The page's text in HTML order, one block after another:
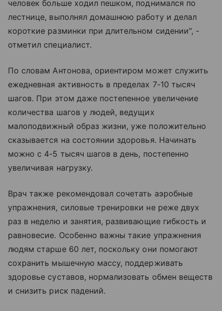
человек больше ходил пешком, поднимался по
лестнице, выполнял домашнюю работу и делал
короткие разминки при длительном сидении", -
отметил специалист.
По словам Антонова, ориентиром может служить
ежедневная активность в пределах 7-10 тысяч
шагов. При этом даже постепенное увеличение
количества шагов у людей, ведущих
малоподвижный образ жизни, уже положительно
сказывается на состоянии здоровья. Начинать
можно с 4-5 тысяч шагов в день, постепенно
увеличивая нагрузку.
Врач также рекомендовал сочетать аэробные
упражнения, силовые тренировки не реже двух
раз в неделю и занятия, развивающие гибкость и
равновесие. Особенно важны такие упражнения
людям старше 60 лет, поскольку они помогают
сохранить мышечную массу, поддерживать
здоровье суставов, нормализовать обмен веществ
и снизить риск падений.